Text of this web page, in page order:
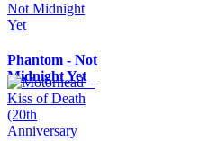
Phantom - Not
Midnight Yet